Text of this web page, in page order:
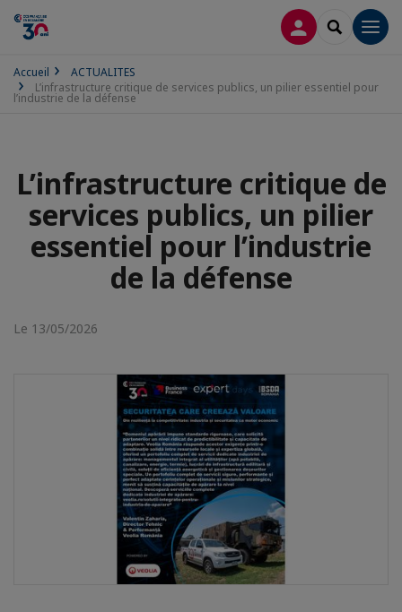
CONNEXION
Accueil
ACTUALITES
L’infrastructure critique de services publics, un pilier essentiel pour
l’industrie de la défense
L’infrastructure critique de
services publics, un pilier
essentiel pour l’industrie
de la défense
Le 13/05/2026